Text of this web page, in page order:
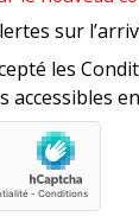
sur
les